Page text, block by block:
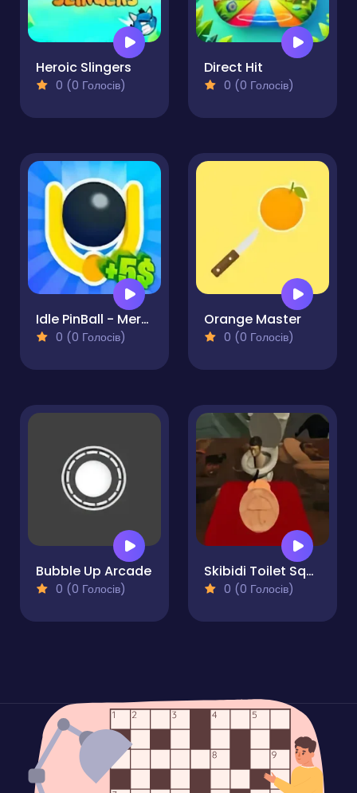
Heroic Slingers
0 (0 Голосів)
Direct Hit
0 (0 Голосів)
Idle PinBall - Merge Clicker
0 (0 Голосів)
Orange Master
0 (0 Голосів)
Bubble Up Arcade
0 (0 Голосів)
Skibidi Toilet Squid Game Honeycomb
0 (0 Голосів)